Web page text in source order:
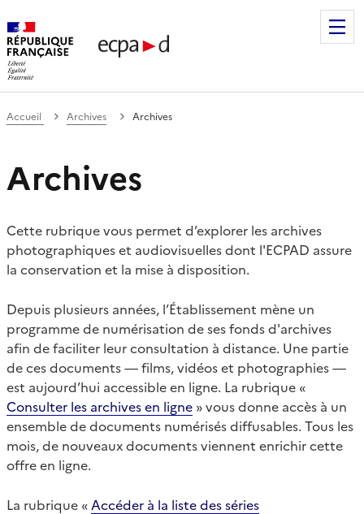
de communication et de production
Accueil Archives Archives
Archives
Cette rubrique vous permet d’explorer les archives
photographiques et audiovisuelles dont l'ECPAD assure
la conservation et la mise à disposition.
Depuis plusieurs années, l’Établissement mène un
programme de numérisation de ses fonds d'archives
afin de faciliter leur consultation à distance. Une partie
de ces documents — films, vidéos et photographies —
est aujourd’hui accessible en ligne. La rubrique «
Consulter les archives en ligne » vous donne accès à un
ensemble de documents numérisés diffusables. Tous les
mois, de nouveaux documents viennent enrichir cette
offre en ligne.
La rubrique « Accéder à la liste des séries